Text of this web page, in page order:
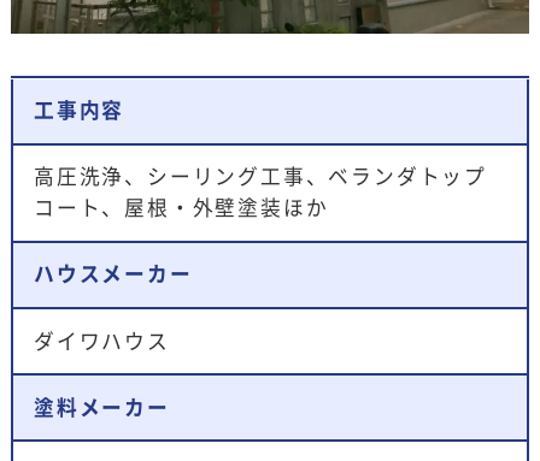
工事内容
高圧洗浄、シーリング工事、ベランダトップ
コート、屋根・外壁塗装ほか
ハウスメーカー
ダイワハウス
塗料メーカー